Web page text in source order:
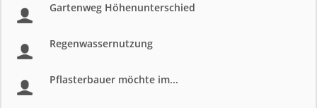
Gartenweg Höhenunterschied
Regenwassernutzung
Pflasterbauer möchte im...